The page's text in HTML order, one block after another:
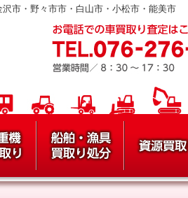
市・野々市市・白山市・小松市・能美市